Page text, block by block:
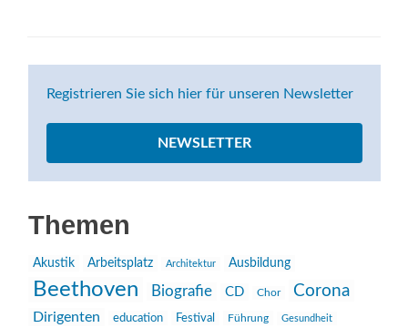
Registrieren Sie sich hier für unseren Newsletter
NEWSLETTER
Themen
Akustik Arbeitsplatz Architektur Ausbildung
Beethoven Biografie CD Chor Corona
Dirigenten education Festival Führung Gesundheit